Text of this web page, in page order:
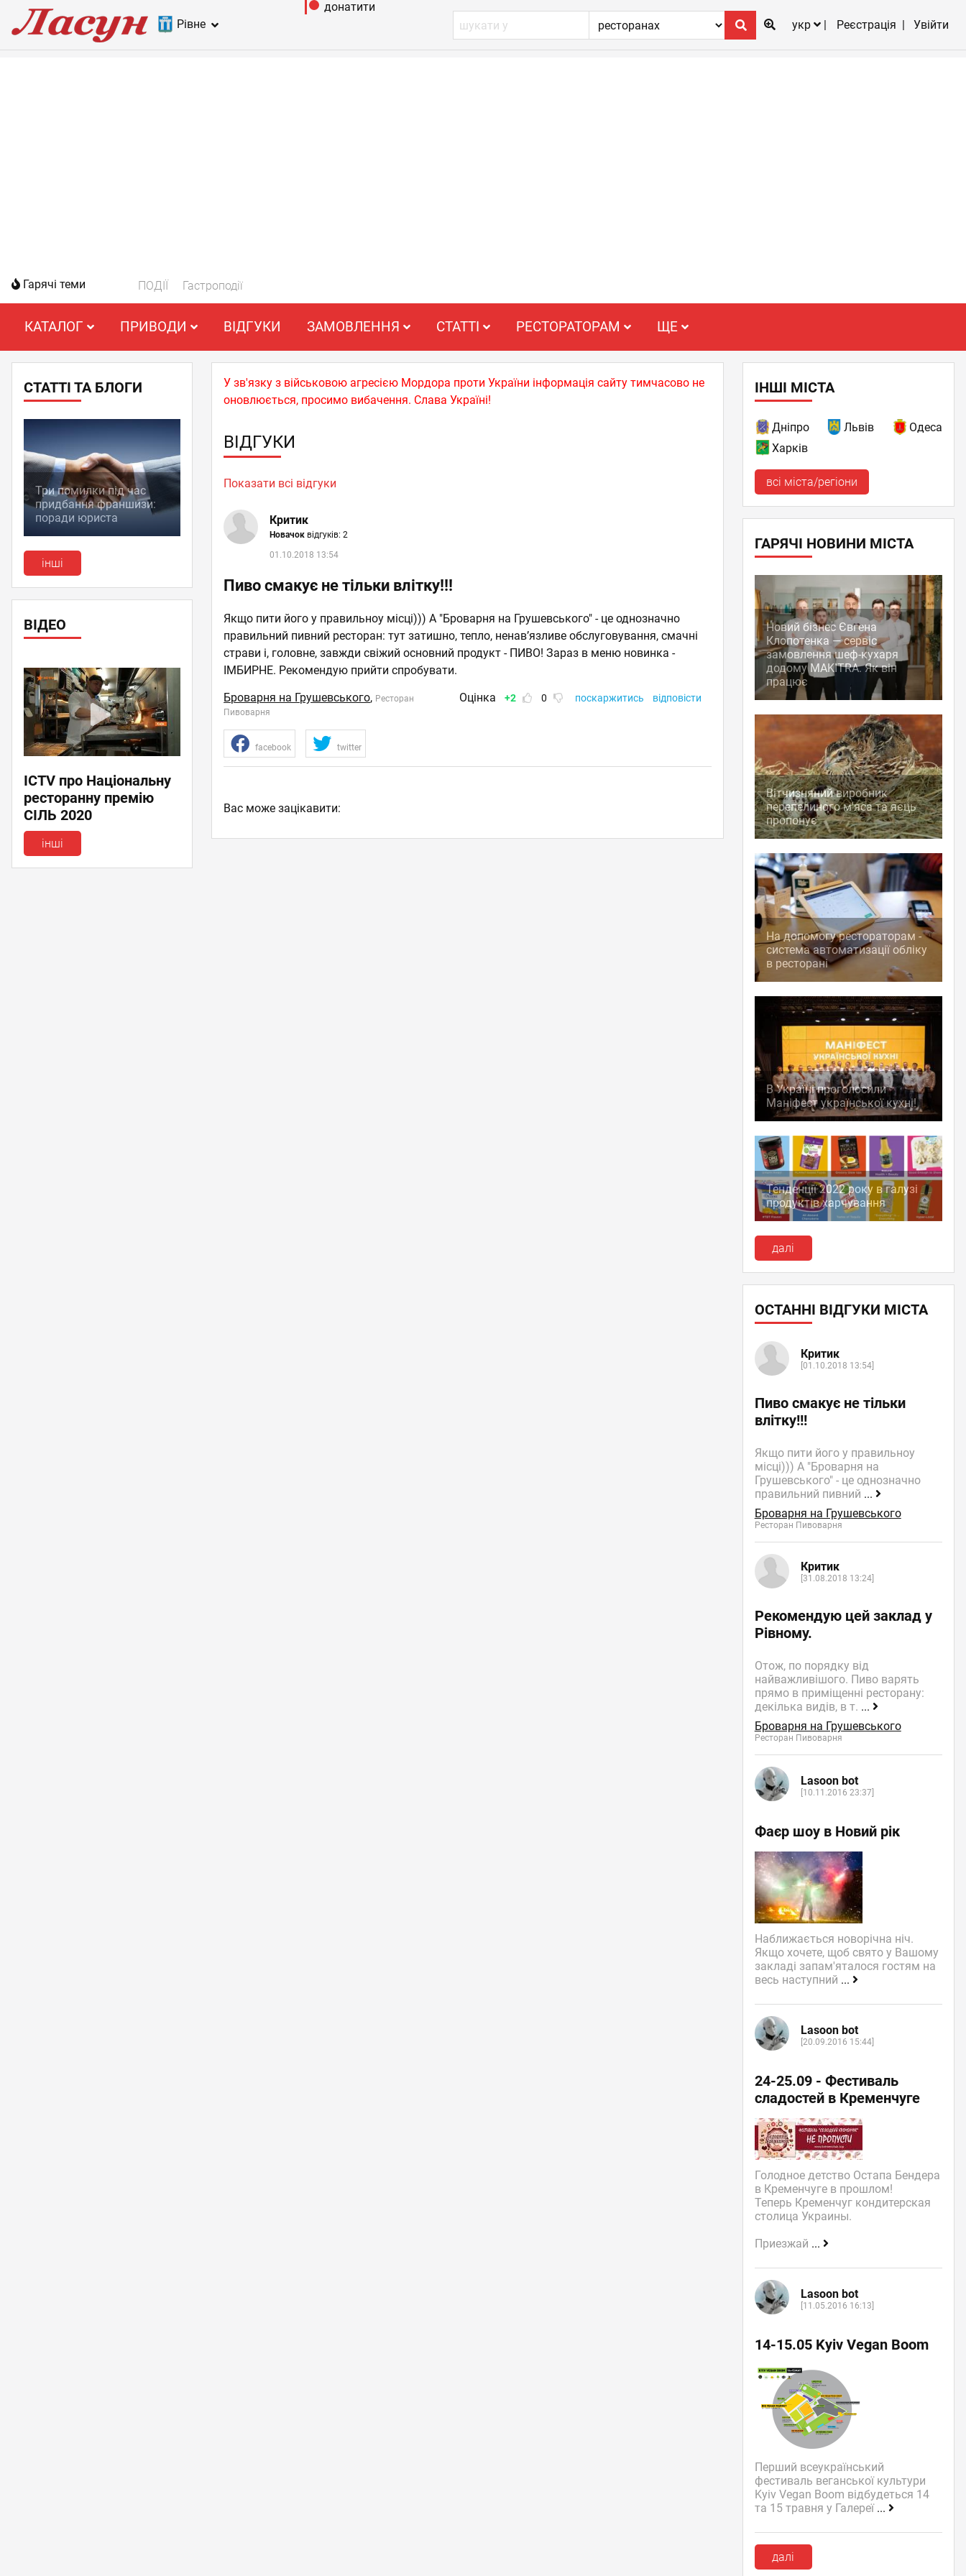
Рівне
донатити
укр
Реєстрація Увійти
Гарячі теми ПОДІЇ Гастроподії
КАТАЛОГ ПРИВОДИ ВІДГУКИ ЗАМОВЛЕННЯ СТАТТІ РЕСТОРАТОРАМ ЩЕ
СТАТТІ ТА БЛОГИ
Три помилки під час
придбання франшизи:
поради юриста
інші
ВІДЕО
ICTV про Національну
ресторанну премію
СІЛЬ 2020
інші
У зв'язку з військовою агресією Мордора проти України інформація сайту тимчасово не
оновлюється, просимо вибачення. Слава Україні!
ВІДГУКИ
Показати всі відгуки
Критик
Новачок відгуків: 2
01.10.2018 13:54
Пиво смакує не тільки влітку!!!
Якщо пити його у правильноу місці))) А "Броварня на Грушевського" - це однозначно
правильний пивний ресторан: тут затишно, тепло, ненав’язливе обслуговування, смачні
страви і, головне, завжди свіжий основний продукт - ПИВО! Зараз в меню новинка -
ІМБИРНЕ. Рекомендую прийти спробувати.
Броварня на Грушевського, Ресторан
Пивоварня
Оцінка +2 0 поскаржитись відповісти
facebook twitter
Вас може зацікавити:
ІНШІ МІСТА
Дніпро Львів
Одеса
Харків
всі міста/регіони
ГАРЯЧІ НОВИНИ МІСТА
Новий бізнес Євгена
Клопотенка — сервіс
замовлення шеф-кухаря
додому MAKITRA. Як він
працює
Вітчизняний виробник
перепелиного м'яса та яєць
пропонує
На допомогу рестораторам -
система автоматизації обліку
в ресторані
В Україні проголосили
Маніфест української кухні!
Тенденції 2022 року в галузі
продуктів харчування
далі
ОСТАННІ ВІДГУКИ МІСТА
Критик
[01.10.2018 13:54]
Пиво смакує не тільки
влітку!!!
Якщо пити його у правильноу
місці))) А "Броварня на
Грушевського" - це однозначно
правильний пивний ...
Броварня на Грушевського
Ресторан Пивоварня
Критик
[31.08.2018 13:24]
Рекомендую цей заклад у
Рівному.
Отож, по порядку від
найважливішого. Пиво варять
прямо в приміщенні ресторану:
декілька видів, в т. ...
Броварня на Грушевського
Ресторан Пивоварня
Lasoon bot
[10.11.2016 23:37]
Фаєр шоу в Новий рік
Наближається новорічна ніч.
Якщо хочете, щоб свято у Вашому
закладі запам'яталося гостям на
весь наступний ...
Lasoon bot
[20.09.2016 15:44]
24-25.09 - Фестиваль
сладостей в Кременчуге
Голодное детство Остапа Бендера
в Кременчуге в прошлом!
Теперь Кременчуг кондитерская
столица Украины.
Приезжай ...
Lasoon bot
[11.05.2016 16:13]
14-15.05 Kyiv Vegan Boom
Перший всеукраїнський
фестиваль веганської культури
Kyiv Vegan Boom відбудеться 14
та 15 травня у Галереї ...
далі